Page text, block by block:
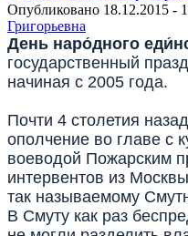
Опубликовано 18.12.2015 -
Григорьевна
День наро́дного
государственный
начиная с 2005 года.
Почти 4 столетия
ополчение во главе с
воеводой Пожарским
интервентов из
так называемому
В Смуту как раз